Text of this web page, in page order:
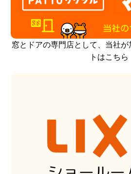
窓とドアの専門店として、当社が
トはこちら